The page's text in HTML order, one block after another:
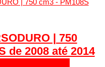
| 750
de 2008 até 2014